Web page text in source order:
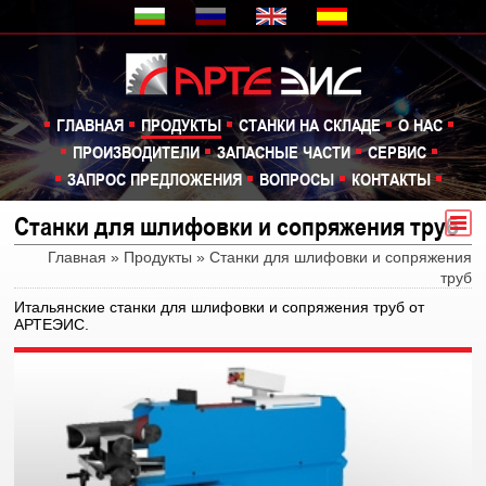
ГЛАВНАЯ ПРОДУКТЫ СТАНКИ НА СКЛАДЕ
О НАС
ПРОИЗВОДИТЕЛИ
ЗАПАСНЫЕ ЧАСТИ
СЕРВИС
ЗАПРОС ПРЕДЛОЖЕНИЯ
ВОПРОСЫ КОНТАКТЫ
Продукты
Фрезерные станки
Пресса
Долбежные станки
Токарные станки
Станки для шлифовки и сопряжения труб
Главная » Продукты » Станки для шлифовки и сопряжения
труб
Итальянские станки для шлифовки и сопряжения труб от
АРТЕЭИС.